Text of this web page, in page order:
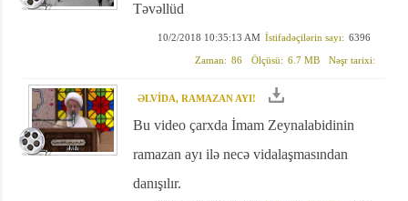
Təvəllüd
6396
İstifadəçilərin sayı:
10/2/2018 10:35:13 AM
Nəşr tarixi:
6.7 MB
Ölçüsü:
86
Zaman:
ƏLVİDA, RAMAZAN AYI!
Bu video çarxda İmam Zeynalabidinin
ramazan ayı ilə necə vidalaşmasından
danışılır.